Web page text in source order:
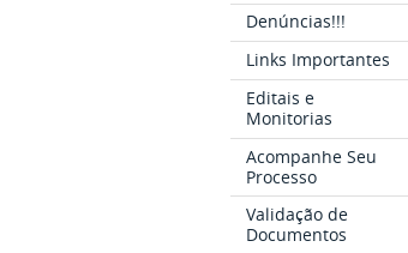
Denúncias!!!
Links Importantes
Editais e
Monitorias
Acompanhe Seu
Processo
Validação de
Documentos